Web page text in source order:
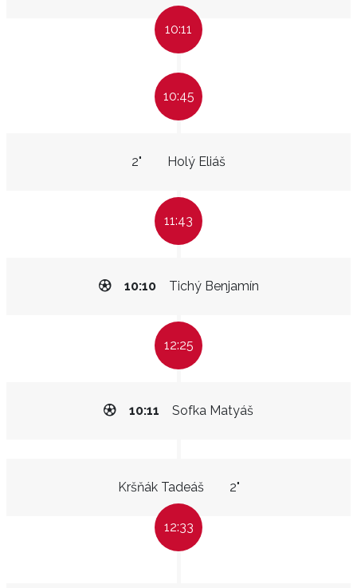
10:11
10:45
Holý Eliáš
2"
11:43
Tichý Benjamín
10:10
12:25
Sofka Matyáš
10:11
Kršňák Tadeáš 2"
12:33